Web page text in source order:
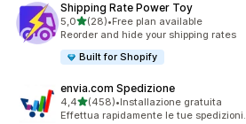
Shipping Rate Power Toy
5,0stelle su 5
(28)
28 recensioni totali
•Free plan available
Reorder and hide your shipping rates
Built for Shopify
envia.com Spedizione
4,4stelle su 5
(458)
458 recensioni totali
•Installazione gratuita
Effettua rapidamente le tue spedizioni.